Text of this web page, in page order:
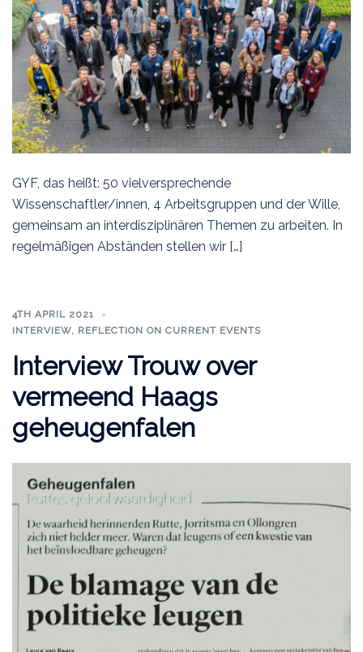
GYF, das heißt: 50 vielversprechende
Wissenschaftler/innen, 4 Arbeitsgruppen und der Wille,
gemeinsam an interdisziplinären Themen zu arbeiten. In
regelmäßigen Abständen stellen wir […]
4TH APRIL 2021
INTERVIEW, REFLECTION ON CURRENT EVENTS
Interview Trouw over
vermeend Haags
geheugenfalen